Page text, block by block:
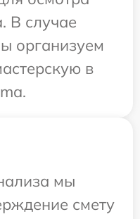
В случае
организуем
в
мы
смету